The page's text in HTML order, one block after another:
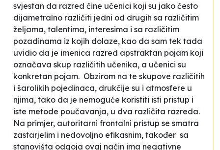
svjestan da razred čine učenici koji su jako često
dijametralno različiti jedni od drugih sa različitim
željama, talentima, interesima i sa različitim
pozadinama iz kojih dolaze, kao da sam tek tada
uvidio da je imenica razred apstraktan pojam koji
označava skup različitih učenika, a učenici su
konkretan pojam. Obzirom na te skupove različitih
i šarolikih pojedinaca, drukčije su i atmosfere u
njima, tako da je nemoguće koristiti isti pristup i
iste metode poučavanja, u dva različita razreda.
Na primjer, autoritarni frontalni pristup se smatra
zastarjelim i nedovoljno efikasnim, također sa
stanovišta odgoja ovaj način ima negativne